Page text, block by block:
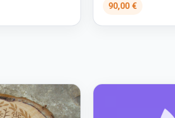
90,00 €